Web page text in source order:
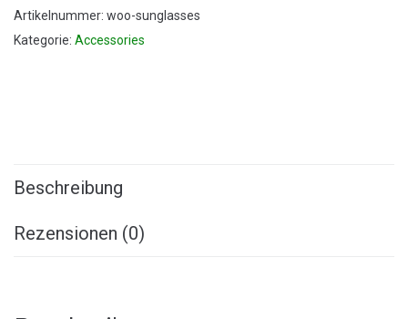
Artikelnummer: woo-sunglasses
Kategorie: Accessories
Beschreibung
Rezensionen (0)